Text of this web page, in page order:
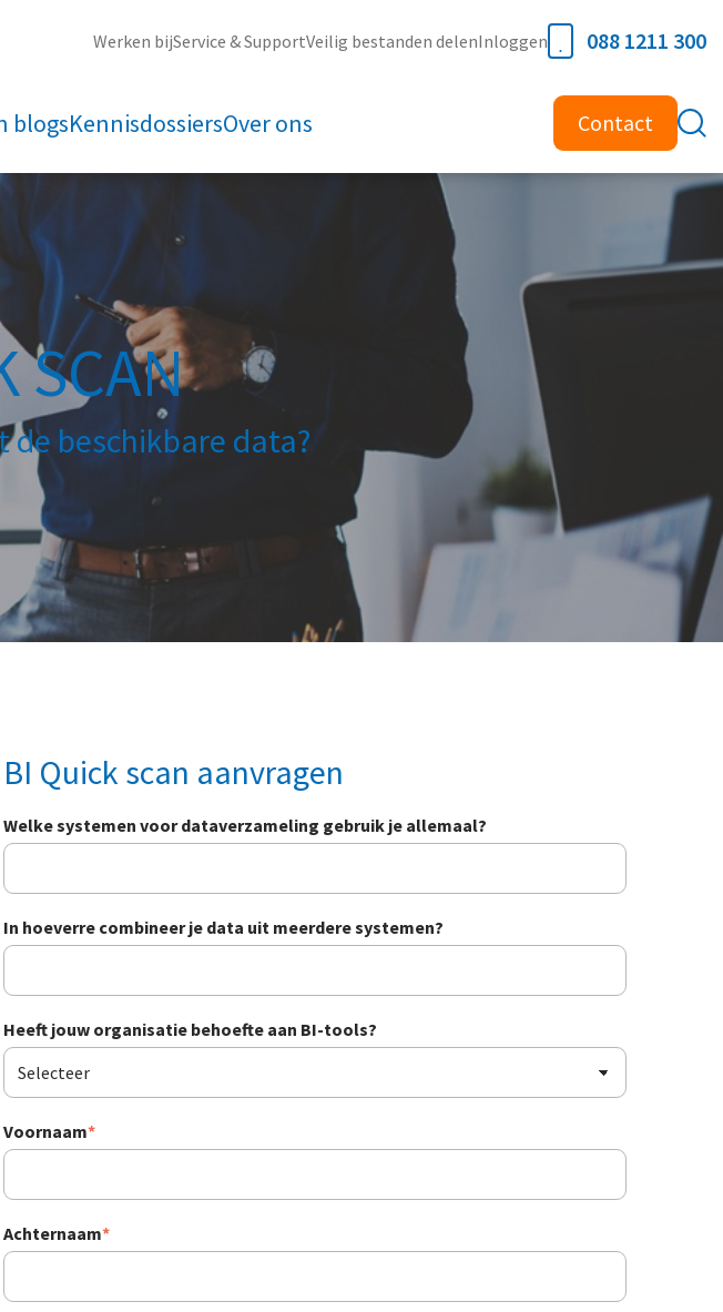
Werken bijService & SupportVeilig bestanden delenInloggen 088 1211 300
blogsKennisdossiersOver ons Contact
SCAN
beschikbare data?
BI Quick scan aanvragen
Welke systemen voor dataverzameling gebruik je allemaal?
In hoeverre combineer je data uit meerdere systemen?
Heeft jouw organisatie behoefte aan BI-tools?
Voornaam*
Achternaam*